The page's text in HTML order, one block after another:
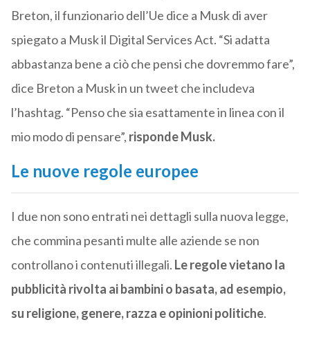
Breton, il funzionario dell’Ue dice a Musk di aver
spiegato a Musk il Digital Services Act. “Si adatta
abbastanza bene a ciò che pensi che dovremmo fare”,
dice Breton a Musk in un tweet che includeva
l’hashtag. “Penso che sia esattamente in linea con il
mio modo di pensare”, risponde Musk.
Le nuove regole europee
I due non sono entrati nei dettagli sulla nuova legge,
che commina pesanti multe alle aziende se non
controllano i contenuti illegali. Le regole vietano la
pubblicità rivolta ai bambini o basata, ad esempio,
su religione, genere, razza e opinioni politiche.